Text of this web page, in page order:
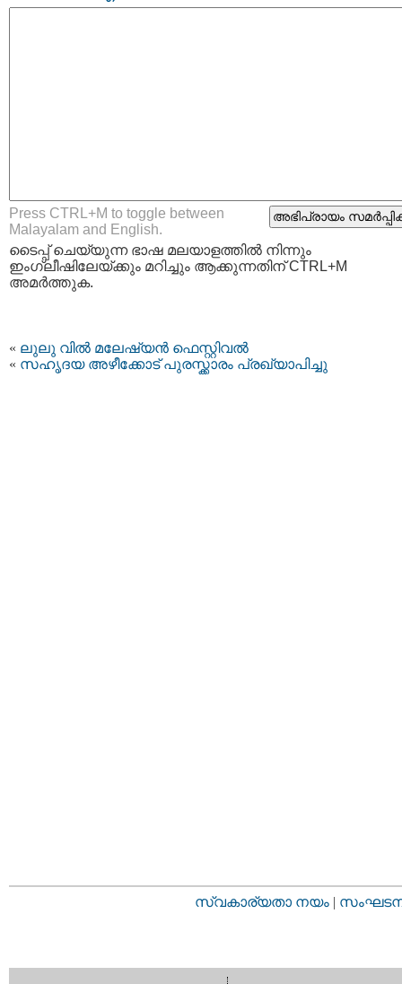
Press CTRL+M to toggle between
Malayalam and English.
ടൈപ്പ്‌ ചെയ്യുന്ന ഭാഷ മലയാളത്തില്‍ നിന്നും
ഇംഗ്ലീഷിലേയ്ക്കും മറിച്ചും ആക്കുന്നതിന് CTRL+M
അമര്‍ത്തുക.
« ലുലു വില്‍ മലേഷ്യന്‍ ഫെസ്റ്റിവല്‍
« സഹൃദയ അഴീക്കോട് പുരസ്ക്കാരം പ്രഖ്യാപിച്ചു
സ്വകാര്യതാ നയം |